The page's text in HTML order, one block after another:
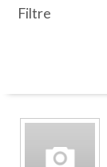
Botosani
Bucuresti
Buzau
Articole
Filtre